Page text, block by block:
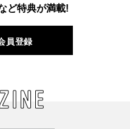
ど特典が満載!
員登録